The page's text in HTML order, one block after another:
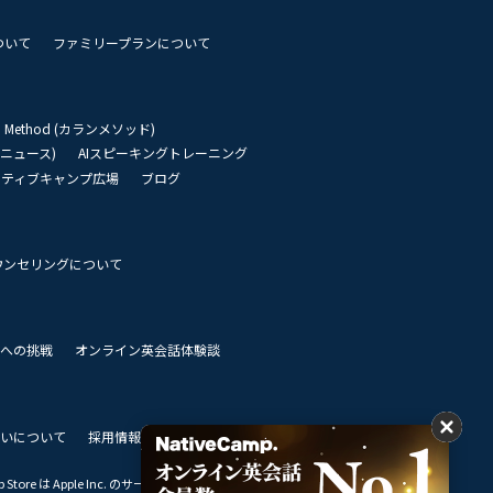
いて ファミリープランについて
Method (カランメソッド)
ュース)
AIスピーキングトレーニング
ィブキャンプ広場
ブログ
セリングについて
の挑戦 オンライン英会話体験談
について 採用情報 私達のビジョン
は Apple Inc. のサービスマークです。